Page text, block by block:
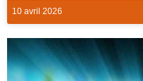
10 avril 2026